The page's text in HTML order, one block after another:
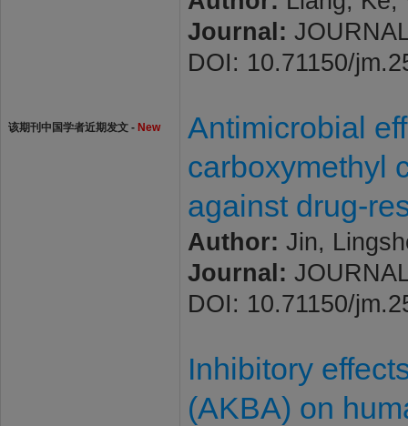
该期刊中国学者近期发文 - New
Journal:
DOI: 10.71150/
Antimicrobial
carboxymethyl
against drug-
Author: Jin,
Journal:
DOI: 10.71150/
Inhibitory
(AKBA) on